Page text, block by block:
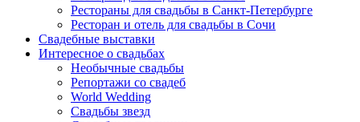
Рестораны для свадьбы в Санкт-Петербурге
Ресторан и отель для свадьбы в Сочи
Свадебные выставки
Интересное о свадьбах
Необычные свадьбы
Репортажи со свадеб
World Wedding
Свадьбы звезд